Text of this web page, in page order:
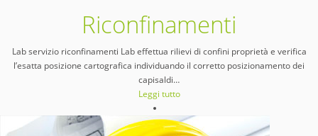
Riconfinamenti
Lab servizio riconfinamenti Lab effettua rilievi di confini proprietà e verifica
l’esatta posizione cartografica individuando il corretto posizionamento dei
capisaldi…
Leggi tutto